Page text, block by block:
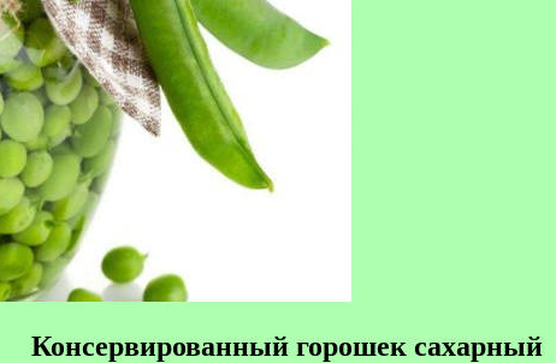
Консервированный горошек сахарный